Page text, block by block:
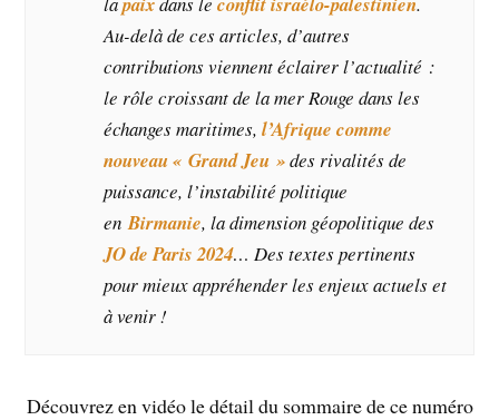
Au-delà de ces articles, d’autres
contributions viennent éclairer l’actualité :
le rôle croissant de la mer Rouge dans les
échanges maritimes, l’Afrique comme
nouveau « Grand Jeu »des rivalités de
puissance, l’instabilité politique
enBirmanie, la dimension géopolitique des
JO de Paris 2024… Des textes pertinents
pour mieux appréhender les enjeux actuels et
à venir !
Découvrez en vidéo le détail du sommaire de ce numéro